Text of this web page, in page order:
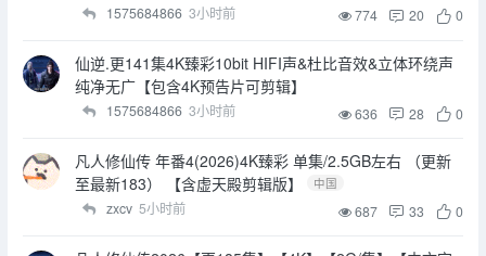
1575684866 3小时前 774 20 0
仙逆.更141集4K臻彩10bit HIFI声&杜比音效&立体环绕声
纯净无广【包含4K预告片可剪辑】
1575684866 3小时前 636 28 0
凡人修仙传 年番4(2026)4K臻彩 单集/2.5GB左右 （更新
至最新183） 【含虚天殿剪辑版】
中国
zxcv 5小时前 687 33 0